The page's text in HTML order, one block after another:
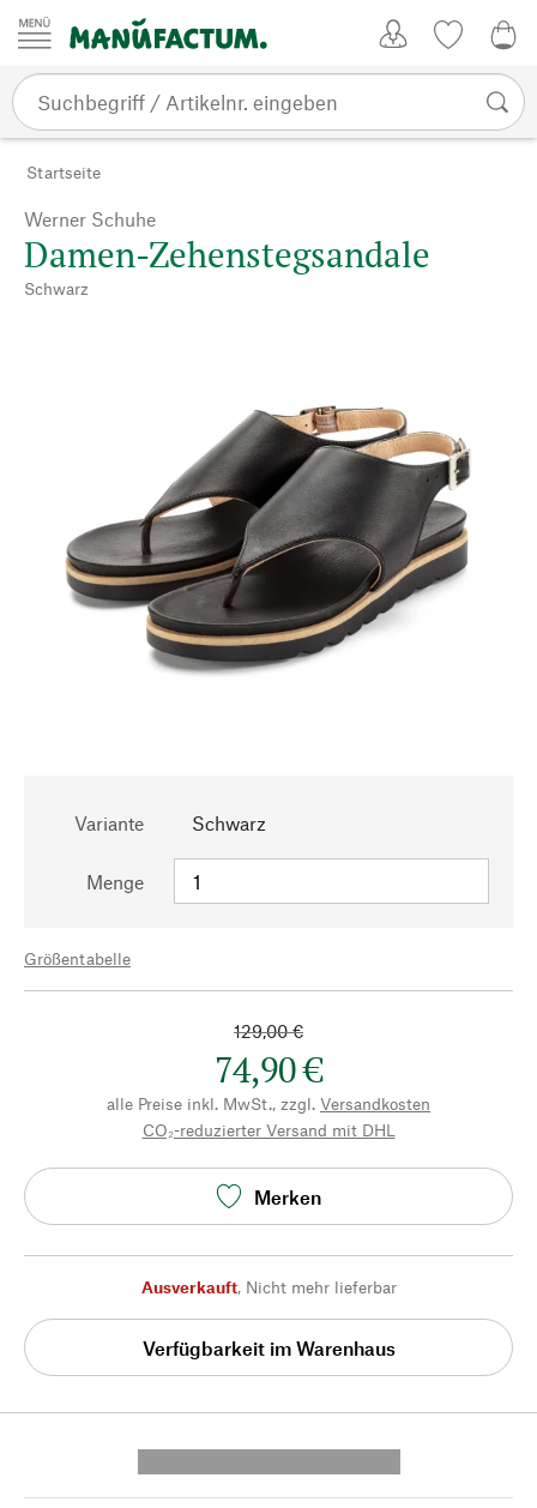
Zum Inhalt springen
Startseite
Werner Schuhe
Damen-Zehenstegsandale
Schwarz
Variante Schwarz
Menge
Größentabelle
129,00 €
74,90 €
alle Preise inkl. MwSt., zzgl. Versandkosten
CO₂-reduzierter Versand mit DHL
Merken
Ausverkauft, Nicht mehr lieferbar
Verfügbarkeit im Warenhaus